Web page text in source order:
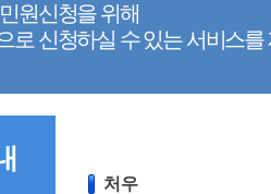
원신청을 위해
로 신청하실 수 있는 서비스를
처우